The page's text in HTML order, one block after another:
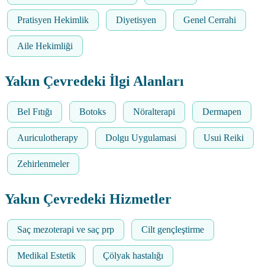
Pratisyen Hekimlik Diyetisyen Genel Cerrahi
Aile Hekimliği
Yakın Çevredeki İlgi Alanları
Bel Fıtığı Botoks Nöralterapi Dermapen
Auriculotherapy Dolgu Uygulamasi Usui Reiki
Zehirlenmeler
Yakın Çevredeki Hizmetler
Saç mezoterapi ve saç prp Cilt gençleştirme
Medikal Estetik Çölyak hastalığı